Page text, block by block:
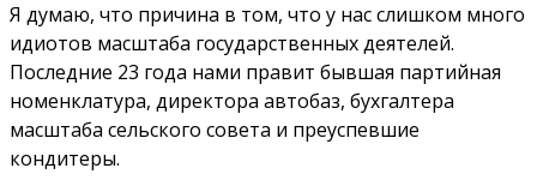
Я думаю, что причина в том, что у нас слишком много
идиотов масштаба государственных деятелей.
Последние 23 года нами правит бывшая партийная
номенклатура, директора автобаз, бухгалтера
масштаба сельского совета и преуспевшие
кондитеры.